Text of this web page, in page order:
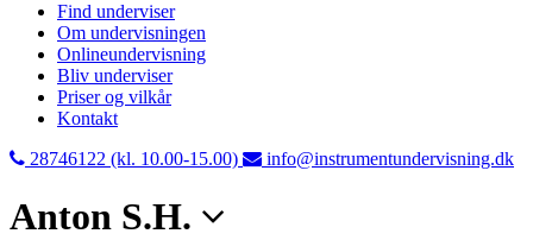
Find underviser
Om undervisningen
Onlineundervisning
Bliv underviser
Priser og vilkår
Kontakt
28746122 (kl. 10.00-15.00)
info@instrumentundervisning.dk
Anton S.H.